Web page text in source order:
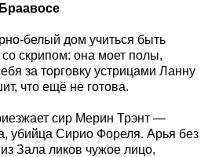
белый дом учиться быть
скрипом: она моет полы,
за торговку устрицами Ланну
что ещё не готова.
сир Мерин Трэнт —
убийца Сирио Фореля. Арья без
Зала ликов чужое лицо,